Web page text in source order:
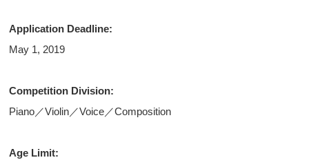
Application Deadline:
May 1, 2019
Competition Division:
Piano／Violin／Voice／Composition
Age Limit: